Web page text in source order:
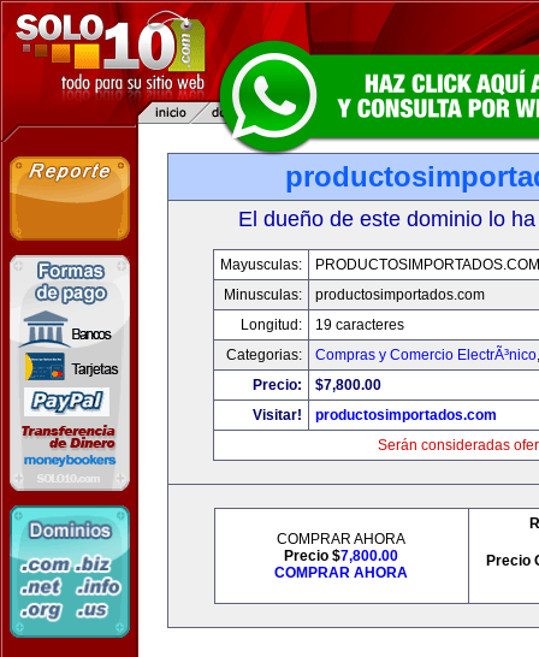
El dueño de este dominio lo
Mayusculas:
PRODUCTOSIMPORTADOS.COM
Minusculas:
productosimportados.com
Longitud:
19 caracteres
Categorias:
Compras y Comercio ElectrÃ³nico
Precio:
$7,800.00
Visitar!
productosimportados.com
Serán consideradas
COMPRAR AHORA
Precio $7,800.00
COMPRAR AHORA
Precio